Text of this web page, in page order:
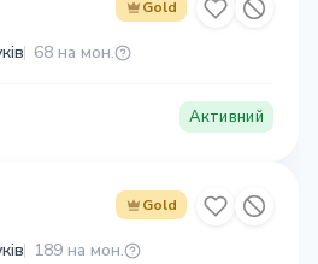
Gold
68 на мон.
Активний
Gold
189 на мон.